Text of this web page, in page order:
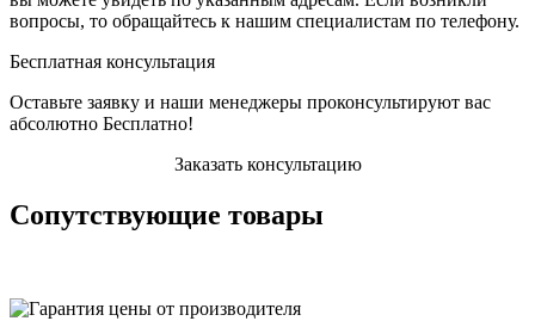
вопросы, то обращайтесь к нашим специалистам по телефону.
Бесплатная консультация
Оставьте заявку и наши менеджеры проконсультируют вас
абсолютно Бесплатно!
Заказать консультацию
Сопутствующие товары